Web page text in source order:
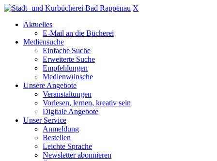
X
Aktuelles
E-Mail an die Bücherei
Mediensuche
Einfache Suche
Erweiterte Suche
Empfehlungen
Medienwünsche
Unsere Angebote
Veranstaltungen
Vorlesen, lernen, kreativ sein
Digitale Angebote
Unser Service
Anmeldung
Bestellen
Leichte Sprache
Newsletter abonnieren